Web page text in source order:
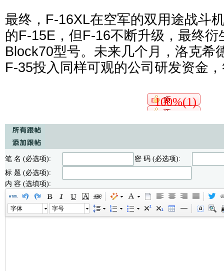
最终，F-16XL在空军的双用途战斗
的F-15E，但F-16不断升级，最终
Block70型号。未来几个月，洛克希
F-35投入同样可观的公司研发资金
100%(1)
笔 名 (必选项):
密 码 (必选项):
标 题 (必选项):
内 容 (选填项):
字体 字号